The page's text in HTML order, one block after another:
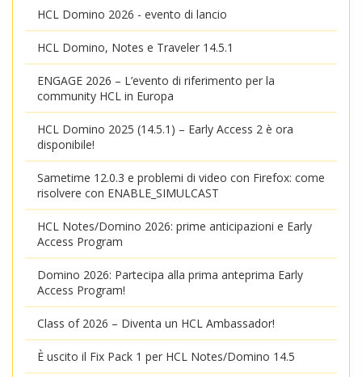
HCL Domino 2026 - evento di lancio
HCL Domino, Notes e Traveler 14.5.1
ENGAGE 2026 – L’evento di riferimento per la
community HCL in Europa
HCL Domino 2025 (14.5.1) – Early Access 2 è ora
disponibile!
Sametime 12.0.3 e problemi di video con Firefox: come
risolvere con ENABLE_SIMULCAST
HCL Notes/Domino 2026: prime anticipazioni e Early
Access Program
Domino 2026: Partecipa alla prima anteprima Early
Access Program!
Class of 2026 – Diventa un HCL Ambassador!
È uscito il Fix Pack 1 per HCL Notes/Domino 14.5